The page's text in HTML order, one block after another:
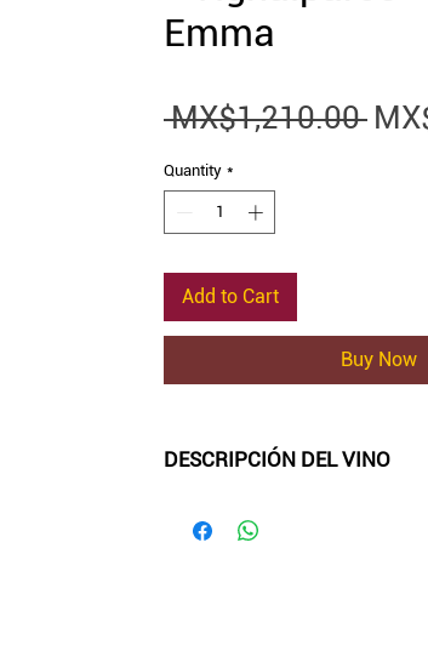
Emma
MX$1,210.00
Quantity *
Add to Cart
Buy Now
DESCRIPCIÓN DEL VINO
Aromas
: Intensos aromas de